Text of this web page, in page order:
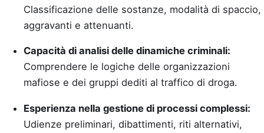
Classificazione delle sostanze, modalità di spaccio,
aggravanti e attenuanti.
Capacità di analisi delle dinamiche criminali:
Comprendere le logiche delle organizzazioni
mafiose e dei gruppi dediti al traffico di droga.
Esperienza nella gestione di processi complessi:
Udienze preliminari, dibattimenti, riti alternativi,